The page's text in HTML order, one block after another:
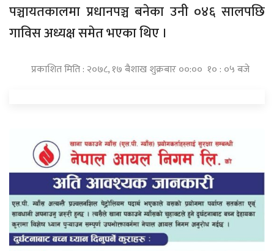
पञ्चायतकालमा प्रधानपञ्च बनेका उनी ०४६ सालपछि
गाविस अध्यक्ष समेत भएका थिए ।
प्रकाशित मिति : २०७८, १७ बैशाख शुक्रबार ००:०० १० : ०५ बजे